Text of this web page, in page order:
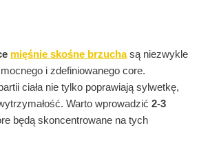
mięśnie skośne brzuchasą niezwykle
i zdefiniowanego core.
ciała nie tylko poprawiają sylwetkę,
Warto wprowadzić 2-3
będą skoncentrowane na tych